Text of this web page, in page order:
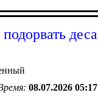
08.07.2026 05:17